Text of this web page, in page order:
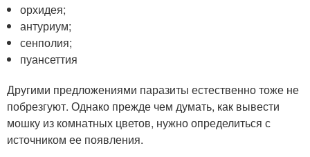
орхидея;
антуриум;
сенполия;
пуансеттия
Другими предложениями паразиты естественно тоже не
побрезгуют. Однако прежде чем думать, как вывести
мошку из комнатных цветов, нужно определиться с
источником ее появления.